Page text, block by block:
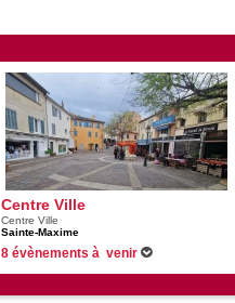
Centre Ville
Centre Ville
Sainte-Maxime
8 évènements à venir